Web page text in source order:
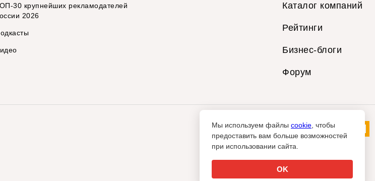
30 крупнейших рекламодателей
2026
Каталог компаний
Рейтинги
Бизнес-блоги
Форум
Мы используем файлы cookie , чтобы
предоставить вам больше возможностей
при использовании сайта.
OK